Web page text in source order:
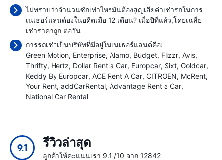
ไม่ทราบว่าจำนวนซักเท่าไหร่มันต้องสูญเสียค่าเช่ารถในการ
เนเธอร์แลนด์องในอดีตเมื่อ 12 เดือน? เมื่อปีที่แล้ว,โดยเฉลี่ย
เช่าราคาถูก ต่อวัน
การรถเช่าเป็นบริษัทที่มีอยู่ในเนเธอร์แลนด์คือ:
Green Motion Enterprise Alamo Budget Flizzr Avis
Thrifty Hertz Dollar Rent a Car Europcar Sixt Goldcar
Keddy By Europcar ACE Rent A Car CITROEN McRent
Your Rent addCarRental Advantage Rent a Car
National Car Rental
9.1 รีวิวล่าสุด
ลูกค้าให้คะแนนเรา 9.1 /10 จาก 12842